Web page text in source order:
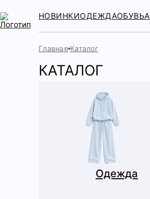
НОВИНКИОДЕЖДАОБУВЬ
Главная Каталог
КАТАЛОГ
Одежда